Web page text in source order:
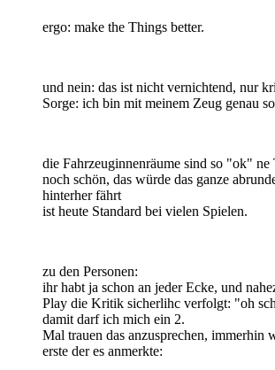
ergo: make the Things better.
und nein: das ist nicht vernichtend, nur
Sorge: ich bin mit meinem Zeug genau
die Fahrzeuginnenräume sind so "ok" ne
noch schön, das würde das ganze
hinterher fährt
ist heute Standard bei vielen Spielen.
zu den Personen:
ihr habt ja schon an jeder Ecke, und
Play die Kritik sicherlihc verfolgt: "oh
damit darf ich mich ein 2.
Mal trauen das anzusprechen, immerhin
erste der es anmerkte: